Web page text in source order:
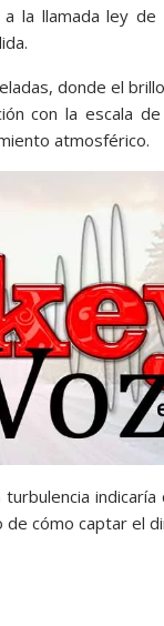
la llamada ley
donde el
con la escala
atmosférico.
cómo captar el